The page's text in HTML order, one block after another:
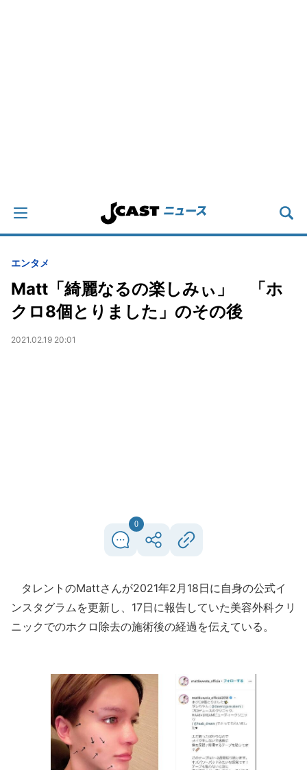
エンタメ
Matt「綺麗なるの楽しみぃ」 「ホ
クロ8個とりました」のその後
2021.02.19 20:01
0
タレントのMattさんが2021年2月18日に自身の公式イ
ンスタグラムを更新し、17日に報告していた美容外科クリ
ニックでのホクロ除去の施術後の経過を伝えている。